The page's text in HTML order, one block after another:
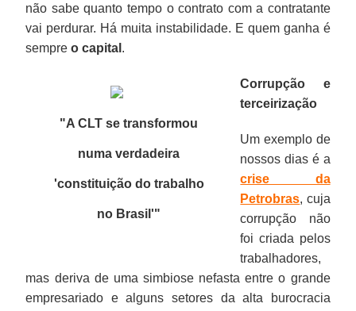
não sabe quanto tempo o contrato com a contratante
vai perdurar. Há muita instabilidade. E quem ganha é
sempreo capital .
"A CLT se transformou
numa verdadeira
'constituição do trabalho
no Brasil'"
Corrupção e
terceirização
Um exemplo de
nossos dias é a
crise da
Petrobras, cuja
corrupção não
foi criada pelos
trabalhadores,
mas deriva de uma simbiose nefasta entre o grande
empresariado e alguns setores da alta burocracia